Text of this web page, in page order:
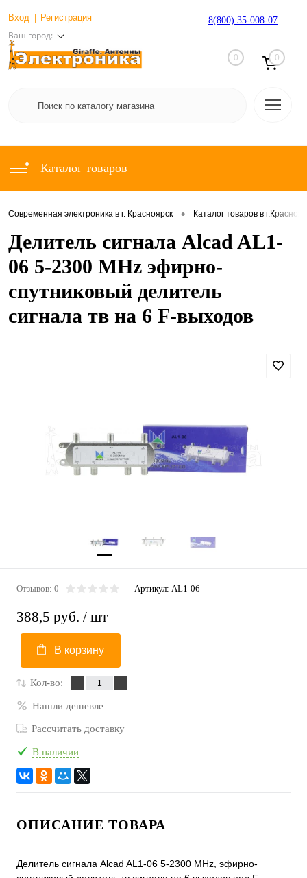
Вход Регистрация
Ваш город:
8(800) 35-008-07
0 0
Каталог товаров
Современная электроника в г. Красноярск • Каталог товаров в
Делитель сигнала Alcad AL1-
06 5-2300 MHz эфирно-
спутниковый делитель
сигнала тв на 6 F-выходов
Отзывов: 0 Артикул: AL1-06
388,5 руб. / шт
В корзину
Кол-во:
Нашли дешевле
Рассчитать доставку
В наличии
ОПИСАНИЕ ТОВАРА
Делитель сигнала Alcad AL1-06 5-2300 MHz, эфирно-